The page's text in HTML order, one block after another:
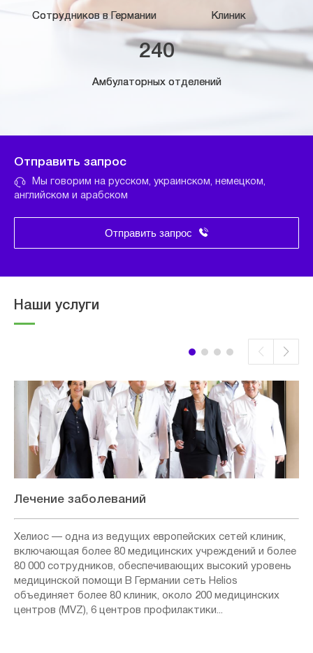
Сотрудников в Германии Клиник
240
Амбулаторных отделений
Отправить запрос
Мы говорим на русском, украинском, немецком,
английском и арабском
Отправить запрос
Наши услуги
Лечение заболеваний
Хелиос — одна из ведущих европейских сетей клиник,
включающая более 80 медицинских учреждений и более
80 000 сотрудников, обеспечивающих высокий уровень
медицинской помощи В Германии сеть Helios
объединяет более 80 клиник, около 200 медицинских
центров (MVZ), 6 центров профилактики...